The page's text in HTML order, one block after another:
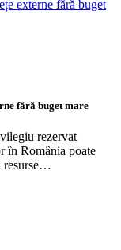
fără buget mare
rezervat
în România poate
resurse…